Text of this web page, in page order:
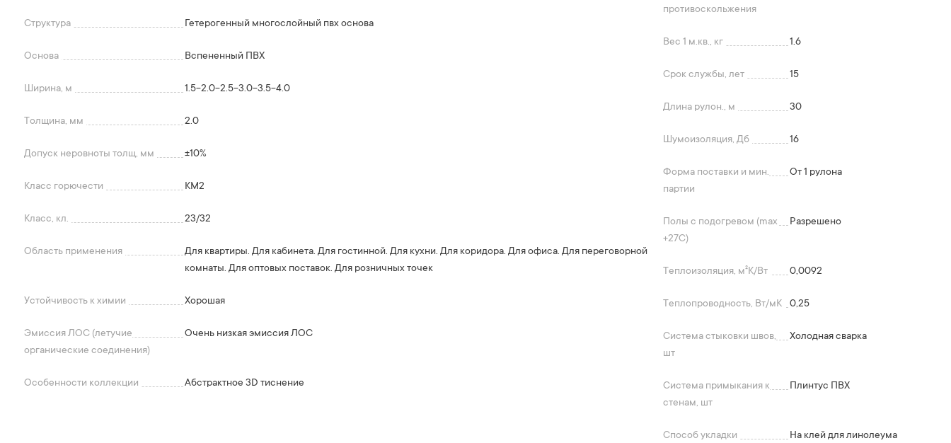
Структура Гетерогенный многослойный пвх основа
Основа Вспененный ПВХ
Ширина, м 1.5-2.0-2.5-3.0-3.5-4.0
Толщина, мм 2.0
Допуск неровноты толщ, мм +-10%
Класс горючести КМ2
Класс, кл. 23/32
Область применения
Для квартиры. Для кабинета. Для гостинной. Для кухни. Для коридора. Для офиса. Для переговорной
комнаты. Для оптовых поставок. Для розничных точек
Устойчивость к химии Хорошая
Эмиссия ЛОС (летучие
органические соединения)
Очень низкая эмиссия ЛОС
Особенности коллекции Абстрактное 3D тиснение
противоскольжения
Вес 1 м.кв., кг 1.6
Срок службы, лет 15
Длина рулон., м 30
Шумоизоляция, Дб 16
Форма поставки и мин.
партии
От 1 рулона
Полы с подогревом (max
+27C)
Разрешено
Теплоизоляция, м²K/Вт 0,0092
Теплопроводность, Вт/мК 0,25
Система стыковки швов,
шт
Холодная сварка
Система примыкания к
стенам, шт
Плинтус ПВХ
Способ укладки
На клей для линолеума